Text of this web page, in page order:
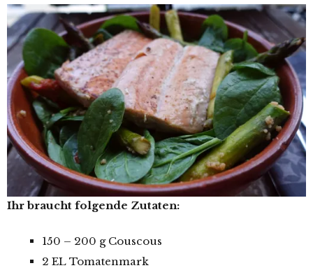
Ihr braucht folgende Zutaten:
150 – 200 g Couscous
2 EL Tomatenmark